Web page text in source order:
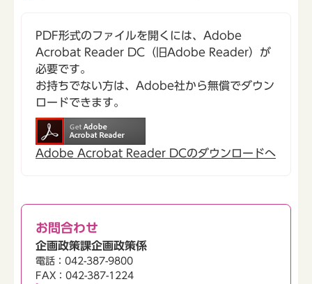
PDF形式のファイルを開くには、Adobe
Acrobat Reader DC（旧Adobe Reader）が
必要です。
お持ちでない方は、Adobe社から無償でダウン
ロードできます。
Adobe Acrobat Reader DCのダウンロードへ
お問合わせ
企画政策課企画政策係
電話：042-387-9800
FAX：042-387-1224